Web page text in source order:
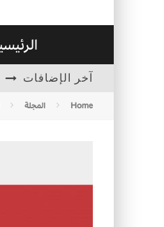
آخر الإضافات
Home المجلة